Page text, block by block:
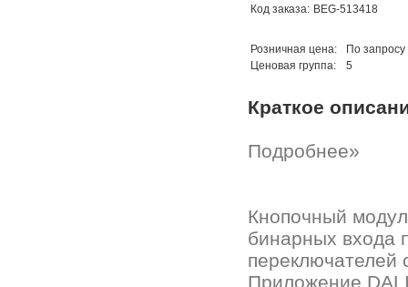
Код заказа: BEG-513418
Розничная цена:
По запросу
Ценовая группа:
5
Краткое
Подробнее»
Кнопочный
бинарных входа
Приложение